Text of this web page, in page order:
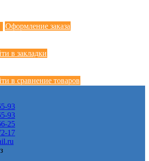
Оформление заказа
в закладки
в сравнение товаров
93
93
25
17